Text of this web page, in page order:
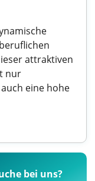
attraktiven
nur
eine hohe
bei uns?